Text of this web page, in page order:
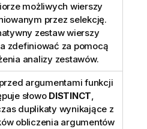
możliwych wierszy
przez selekcję.
zestaw wierszy
zdefiniować za pomocą
analizy zestawów.
argumentami funkcji
słowo DISTINCT,
duplikaty wynikające z
obliczenia argumentów